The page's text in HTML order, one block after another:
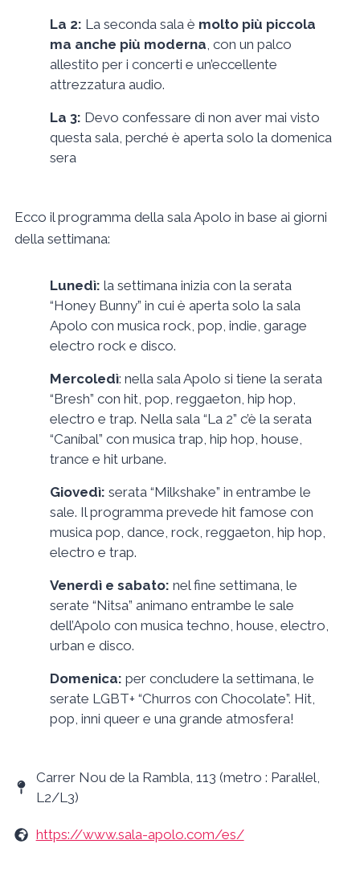
La 2: La seconda sala è molto più piccola
ma anche più moderna , con un palco
allestito per i concerti e un’eccellente
attrezzatura audio.
La 3: Devo confessare di non aver mai visto
questa sala, perché è aperta solo la domenica
sera
Ecco il programma della sala Apolo in base ai giorni
della settimana:
Lunedì:la settimana inizia con la serata
“Honey Bunny” in cui è aperta solo la sala
Apolo con musica rock, pop, indie, garage
electro rock e disco.
Mercoledì: nella sala Apolo si tiene la serata
“Bresh” con hit, pop, reggaeton, hip hop,
electro e trap. Nella sala “La 2” c’è la serata
“Caníbal” con musica trap, hip hop, house,
trance e hit urbane.
Giovedì: serata “Milkshake” in entrambe le
sale. Il programma prevede hit famose con
musica pop, dance, rock, reggaeton, hip hop,
electro e trap.
Venerdì e sabato: nel fine settimana, le
serate “Nitsa” animano entrambe le sale
dell’Apolo con musica techno, house, electro,
urban e disco.
Domenica: per concludere la settimana, le
serate LGBT+ “Churros con Chocolate”. Hit,
pop, inni queer e una grande atmosfera!
Carrer Nou de la Rambla, 113 (metro : Paral·lel,
L2/L3)
https://www.sala-apolo.com/es/